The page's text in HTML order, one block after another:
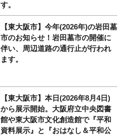
す。
【東大阪市】今年(2026年)の岩田墓
市のお知らせ！岩田墓市の開催に
伴い、周辺道路の通行止が行われ
ます。
【東大阪市】本日(2026年8月4日)
から展示開始。大阪府立中央図書
館や東大阪市文化創造館で『平和
資料展示』と『おはなし＆平和公